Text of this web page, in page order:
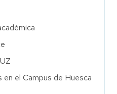
el Campus de Huesca